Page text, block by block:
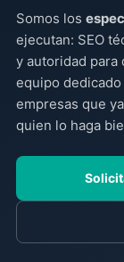
Somos los
ejecutan: SEO
y autoridad para
equipo dedicado
empresas que
quien lo haga